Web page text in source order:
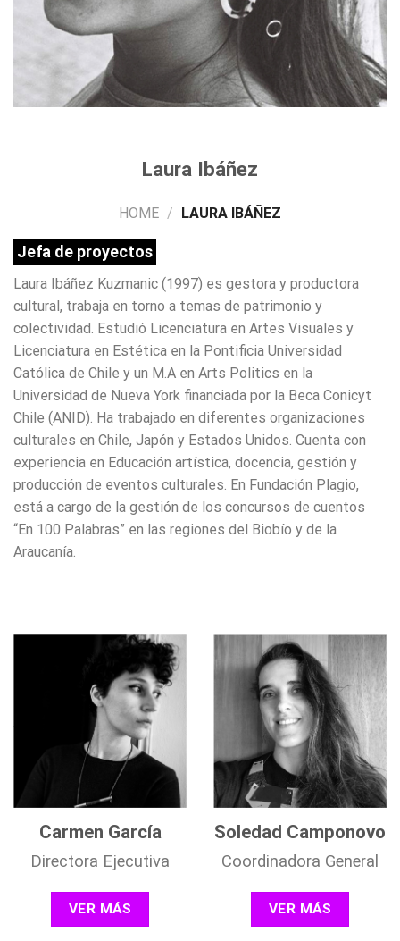
Laura Ibáñez
HOME / LAURA IBÁÑEZ
Jefa de proyectos
Laura Ibáñez Kuzmanic (1997) es gestora y productora
cultural, trabaja en torno a temas de patrimonio y
colectividad. Estudió Licenciatura en Artes Visuales y
Licenciatura en Estética en la Pontificia Universidad
Católica de Chile y un M.A en Arts Politics en la
Universidad de Nueva York financiada por la Beca Conicyt
Chile (ANID). Ha trabajado en diferentes organizaciones
culturales en Chile, Japón y Estados Unidos. Cuenta con
experiencia en Educación artística, docencia, gestión y
producción de eventos culturales. En Fundación Plagio,
está a cargo de la gestión de los concursos de cuentos
“En 100 Palabras” en las regiones del Biobío y de la
Araucanía.
Carmen García
Directora Ejecutiva
VER MÁS
Soledad Camponovo
Coordinadora General
VER MÁS